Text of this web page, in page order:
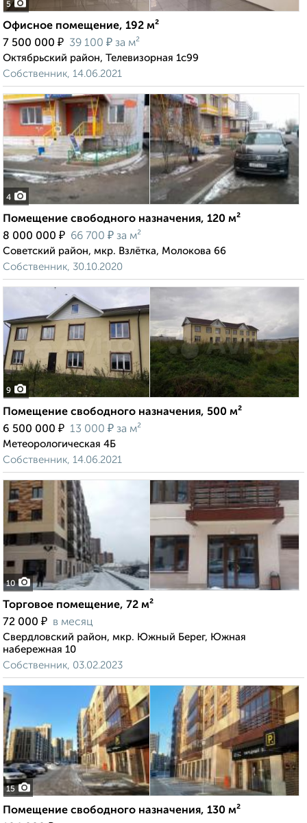
5
Офисное помещение, 192 м²
7 500 000 ₽ 39 100 ₽ за м²
Октябрьский район, Телевизорная 1с99
Собственник, 14.06.2021
4
Помещение свободного назначения, 120 м²
8 000 000 ₽ 66 700 ₽ за м²
Советский район, мкр. Взлётка, Молокова 66
Собственник, 30.10.2020
9
Помещение свободного назначения, 500 м²
6 500 000 ₽ 13 000 ₽ за м²
Метеорологическая 4Б
Собственник, 14.06.2021
10
Торговое помещение, 72 м²
72 000 ₽ в месяц
Свердловский район, мкр. Южный Берег, Южная
набережная 10
Собственник, 03.02.2023
15
Помещение свободного назначения, 130 м²